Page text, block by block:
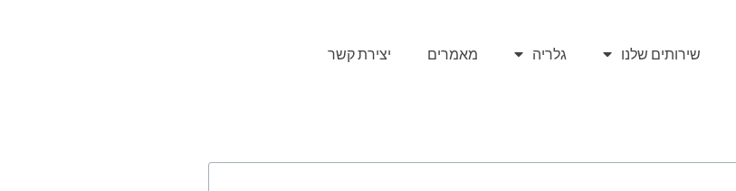
שירותים שלנו גלריה מאמרים יצירת קשר